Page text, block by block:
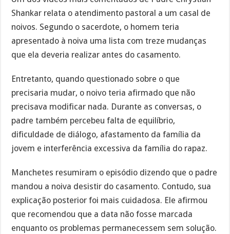
Shankar relata o atendimento pastoral a um casal de
noivos. Segundo o sacerdote, o homem teria
apresentado à noiva uma lista com treze mudanças
que ela deveria realizar antes do casamento.
Entretanto, quando questionado sobre o que
precisaria mudar, o noivo teria afirmado que não
precisava modificar nada. Durante as conversas, o
padre também percebeu falta de equilíbrio,
dificuldade de diálogo, afastamento da família da
jovem e interferência excessiva da família do rapaz.
Manchetes resumiram o episódio dizendo que o padre
mandou a noiva desistir do casamento. Contudo, sua
explicação posterior foi mais cuidadosa. Ele afirmou
que recomendou que a data não fosse marcada
enquanto os problemas permanecessem sem solução.